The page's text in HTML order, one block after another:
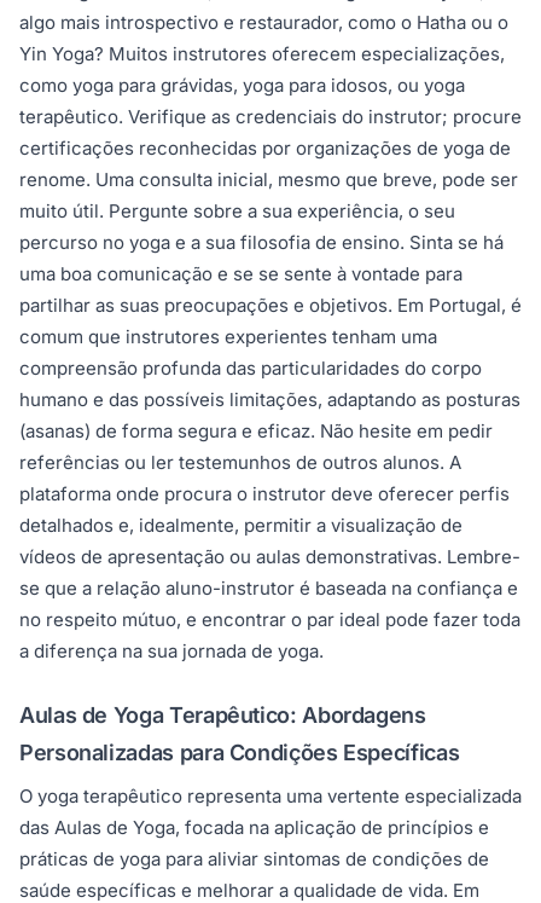
algo mais introspectivo e restaurador, como o Hatha ou o
Yin Yoga? Muitos instrutores oferecem especializações,
como yoga para grávidas, yoga para idosos, ou yoga
terapêutico. Verifique as credenciais do instrutor; procure
certificações reconhecidas por organizações de yoga de
renome. Uma consulta inicial, mesmo que breve, pode ser
muito útil. Pergunte sobre a sua experiência, o seu
percurso no yoga e a sua filosofia de ensino. Sinta se há
uma boa comunicação e se se sente à vontade para
partilhar as suas preocupações e objetivos. Em Portugal, é
comum que instrutores experientes tenham uma
compreensão profunda das particularidades do corpo
humano e das possíveis limitações, adaptando as posturas
(asanas) de forma segura e eficaz. Não hesite em pedir
referências ou ler testemunhos de outros alunos. A
plataforma onde procura o instrutor deve oferecer perfis
detalhados e, idealmente, permitir a visualização de
vídeos de apresentação ou aulas demonstrativas. Lembre-
se que a relação aluno-instrutor é baseada na confiança e
no respeito mútuo, e encontrar o par ideal pode fazer toda
a diferença na sua jornada de yoga.
Aulas de Yoga Terapêutico: Abordagens
Personalizadas para Condições Específicas
O yoga terapêutico representa uma vertente especializada
das Aulas de Yoga, focada na aplicação de princípios e
práticas de yoga para aliviar sintomas de condições de
saúde específicas e melhorar a qualidade de vida. Em